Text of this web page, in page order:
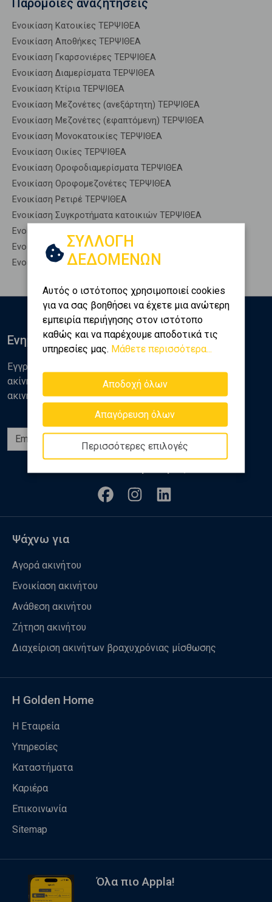
Παρόμοιες αναζητήσεις
Ενοικίαση Κατοικίες ΤΕΡΨΙΘΕΑ
Ενοικίαση Αποθήκες ΤΕΡΨΙΘΕΑ
Ενοικίαση Γκαρσονιέρες ΤΕΡΨΙΘΕΑ
Ενοικίαση Διαμερίσματα ΤΕΡΨΙΘΕΑ
Ενοικίαση Κτίρια ΤΕΡΨΙΘΕΑ
Ενοικίαση Μεζονέτες (ανεξάρτητη) ΤΕΡΨΙΘΕΑ
Ενοικίαση Μεζονέτες (εφαπτόμενη) ΤΕΡΨΙΘΕΑ
Ενοικίαση Μονοκατοικίες ΤΕΡΨΙΘΕΑ
Ενοικίαση Οικίες ΤΕΡΨΙΘΕΑ
Ενοικίαση Οροφοδιαμερίσματα ΤΕΡΨΙΘΕΑ
Ενοικίαση Οροφομεζονέτες ΤΕΡΨΙΘΕΑ
Ενοικίαση Ρετιρέ ΤΕΡΨΙΘΕΑ
Ενοικίαση Συγκροτήματα κατοικιών ΤΕΡΨΙΘΕΑ
Ενοικίαση Υπόγεια ΤΕΡΨΙΘΕΑ
Ενοικίαση Υπόσκαφα ΤΕΡΨΙΘΕΑ
Ενοικίαση Υπολ. υψουν ΤΕΡΨΙΘΕΑ
ΣΥΛΛΟΓΗ
ΔΕΔΟΜΕΝΩΝ
Αυτός ο ιστότοπος χρησιμοποιεί cookies
για να σας βοηθήσει να έχετε μια ανώτερη
εμπειρία περιήγησης στον ιστότοπο
καθώς και να παρέχουμε αποδοτικά τις
υπηρεσίες μας. Μάθετε περισσότερα...
Αποδοχή όλων
Απαγόρευση όλων
Περισσότερες επιλογές
Ενημερωθείτε
Εγγραφείτε στο newsletter της Golden Home για νέα
ακίνητα, αναλύσεις και διάφορα θέματα της αγοράς
ακινήτων
Ψάχνω για
Αγορά ακινήτου
Ενοικίαση ακινήτου
Ανάθεση ακινήτου
Ζήτηση ακινήτου
Διαχείριση ακινήτων βραχυχρόνιας μίσθωσης
Η Golden Home
Η Εταιρεία
Υπηρεσίες
Καταστήματα
Καριέρα
Επικοινωνία
Sitemap
Όλα πιο Appla!